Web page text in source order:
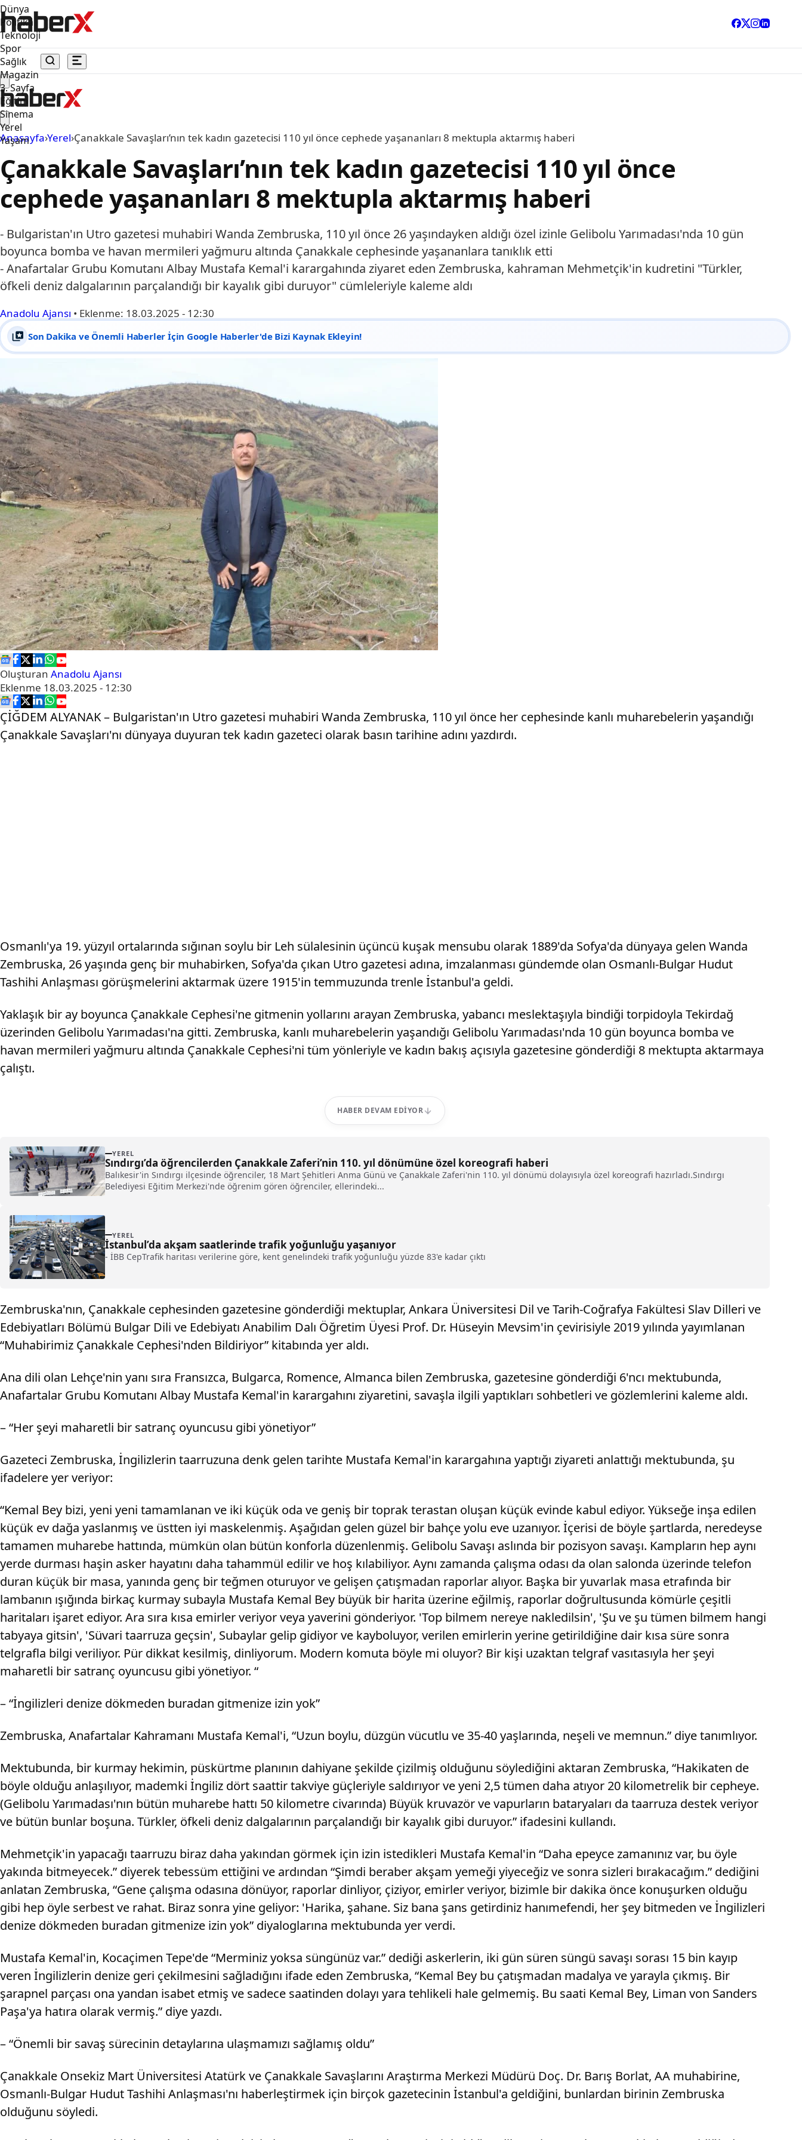
Dünya
Politika
Teknoloji
Spor
Sağlık
Magazin
3. Sayfa
Eğitim
Sinema
Yerel
Yaşam
Anasayfa›Yerel›Çanakkale Savaşları’nın tek kadın gazetecisi 110 yıl önce cephede yaşananları 8 mektupla aktarmış haberi
Çanakkale Savaşları’nın tek kadın gazetecisi 110 yıl önce
cephede yaşananları 8 mektupla aktarmış haberi
- Bulgaristan'ın Utro gazetesi muhabiri Wanda Zembruska, 110 yıl önce 26 yaşındayken aldığı özel izinle Gelibolu Yarımadası'nda 10 gün
boyunca bomba ve havan mermileri yağmuru altında Çanakkale cephesinde yaşananlara tanıklık etti
- Anafartalar Grubu Komutanı Albay Mustafa Kemal'i karargahında ziyaret eden Zembruska, kahraman Mehmetçik'in kudretini "Türkler,
öfkeli deniz dalgalarının parçalandığı bir kayalık gibi duruyor" cümleleriyle kaleme aldı
Anadolu Ajansı • Eklenme: 18.03.2025 - 12:30
Son Dakika ve Önemli Haberler İçin Google Haberler'de Bizi Kaynak Ekleyin!
Oluşturan Anadolu Ajansı
Eklenme 18.03.2025 - 12:30
ÇİĞDEM ALYANAK – Bulgaristan'ın Utro gazetesi muhabiri Wanda Zembruska, 110 yıl önce her cephesinde kanlı muharebelerin yaşandığı
Çanakkale Savaşları'nı dünyaya duyuran tek kadın gazeteci olarak basın tarihine adını yazdırdı.
Osmanlı'ya 19. yüzyıl ortalarında sığınan soylu bir Leh sülalesinin üçüncü kuşak mensubu olarak 1889'da Sofya'da dünyaya gelen Wanda
Zembruska, 26 yaşında genç bir muhabirken, Sofya'da çıkan Utro gazetesi adına, imzalanması gündemde olan Osmanlı-Bulgar Hudut
Tashihi Anlaşması görüşmelerini aktarmak üzere 1915'in temmuzunda trenle İstanbul'a geldi.
Yaklaşık bir ay boyunca Çanakkale Cephesi'ne gitmenin yollarını arayan Zembruska, yabancı meslektaşıyla bindiği torpidoyla Tekirdağ
üzerinden Gelibolu Yarımadası'na gitti. Zembruska, kanlı muharebelerin yaşandığı Gelibolu Yarımadası'nda 10 gün boyunca bomba ve
havan mermileri yağmuru altında Çanakkale Cephesi'ni tüm yönleriyle ve kadın bakış açısıyla gazetesine gönderdiği 8 mektupta aktarmaya
çalıştı.
HABER DEVAM EDIYOR
YEREL
Sındırgı’da öğrencilerden Çanakkale Zaferi’nin 110. yıl dönümüne özel koreografi haberi
Balıkesir'in Sındırgı ilçesinde öğrenciler, 18 Mart Şehitleri Anma Günü ve Çanakkale Zaferi'nin 110. yıl dönümü dolayısıyla özel koreografi hazırladı.Sındırgı
Belediyesi Eğitim Merkezi'nde öğrenim gören öğrenciler, ellerindeki...
YEREL
İstanbul’da akşam saatlerinde trafik yoğunluğu yaşanıyor
- İBB CepTrafik haritası verilerine göre, kent genelindeki trafik yoğunluğu yüzde 83'e kadar çıktı
Zembruska'nın, Çanakkale cephesinden gazetesine gönderdiği mektuplar, Ankara Üniversitesi Dil ve Tarih-Coğrafya Fakültesi Slav Dilleri ve
Edebiyatları Bölümü Bulgar Dili ve Edebiyatı Anabilim Dalı Öğretim Üyesi Prof. Dr. Hüseyin Mevsim'in çevirisiyle 2019 yılında yayımlanan
“Muhabirimiz Çanakkale Cephesi'nden Bildiriyor” kitabında yer aldı.
Ana dili olan Lehçe'nin yanı sıra Fransızca, Bulgarca, Romence, Almanca bilen Zembruska, gazetesine gönderdiği 6'ncı mektubunda,
Anafartalar Grubu Komutanı Albay Mustafa Kemal'in karargahını ziyaretini, savaşla ilgili yaptıkları sohbetleri ve gözlemlerini kaleme aldı.
– “Her şeyi maharetli bir satranç oyuncusu gibi yönetiyor”
Gazeteci Zembruska, İngilizlerin taarruzuna denk gelen tarihte Mustafa Kemal'in karargahına yaptığı ziyareti anlattığı mektubunda, şu
ifadelere yer veriyor:
“Kemal Bey bizi, yeni yeni tamamlanan ve iki küçük oda ve geniş bir toprak terastan oluşan küçük evinde kabul ediyor. Yükseğe inşa edilen
küçük ev dağa yaslanmış ve üstten iyi maskelenmiş. Aşağıdan gelen güzel bir bahçe yolu eve uzanıyor. İçerisi de böyle şartlarda, neredeyse
tamamen muharebe hattında, mümkün olan bütün konforla düzenlenmiş. Gelibolu Savaşı aslında bir pozisyon savaşı. Kampların hep aynı
yerde durması haşin asker hayatını daha tahammül edilir ve hoş kılabiliyor. Aynı zamanda çalışma odası da olan salonda üzerinde telefon
duran küçük bir masa, yanında genç bir teğmen oturuyor ve gelişen çatışmadan raporlar alıyor. Başka bir yuvarlak masa etrafında bir
lambanın ışığında birkaç kurmay subayla Mustafa Kemal Bey büyük bir harita üzerine eğilmiş, raporlar doğrultusunda kömürle çeşitli
haritaları işaret ediyor. Ara sıra kısa emirler veriyor veya yaverini gönderiyor. 'Top bilmem nereye nakledilsin', 'Şu ve şu tümen bilmem hangi
tabyaya gitsin', 'Süvari taarruza geçsin', Subaylar gelip gidiyor ve kayboluyor, verilen emirlerin yerine getirildiğine dair kısa süre sonra
telgrafla bilgi veriliyor. Pür dikkat kesilmiş, dinliyorum. Modern komuta böyle mi oluyor? Bir kişi uzaktan telgraf vasıtasıyla her şeyi
maharetli bir satranç oyuncusu gibi yönetiyor. “
– “İngilizleri denize dökmeden buradan gitmenize izin yok”
Zembruska, Anafartalar Kahramanı Mustafa Kemal'i, “Uzun boylu, düzgün vücutlu ve 35-40 yaşlarında, neşeli ve memnun.” diye tanımlıyor.
Mektubunda, bir kurmay hekimin, püskürtme planının dahiyane şekilde çizilmiş olduğunu söylediğini aktaran Zembruska, “Hakikaten de
böyle olduğu anlaşılıyor, mademki İngiliz dört saattir takviye güçleriyle saldırıyor ve yeni 2,5 tümen daha atıyor 20 kilometrelik bir cepheye.
(Gelibolu Yarımadası'nın bütün muharebe hattı 50 kilometre civarında) Büyük kruvazör ve vapurların bataryaları da taarruza destek veriyor
ve bütün bunlar boşuna. Türkler, öfkeli deniz dalgalarının parçalandığı bir kayalık gibi duruyor.” ifadesini kullandı.
Mehmetçik'in yapacağı taarruzu biraz daha yakından görmek için izin istedikleri Mustafa Kemal'in “Daha epeyce zamanınız var, bu öyle
yakında bitmeyecek.” diyerek tebessüm ettiğini ve ardından “Şimdi beraber akşam yemeği yiyeceğiz ve sonra sizleri bırakacağım.” dediğini
anlatan Zembruska, “Gene çalışma odasına dönüyor, raporlar dinliyor, çiziyor, emirler veriyor, bizimle bir dakika önce konuşurken olduğu
gibi hep öyle serbest ve rahat. Biraz sonra yine geliyor: 'Harika, şahane. Siz bana şans getirdiniz hanımefendi, her şey bitmeden ve İngilizleri
denize dökmeden buradan gitmenize izin yok” diyaloglarına mektubunda yer verdi.
Mustafa Kemal'in, Kocaçimen Tepe'de “Merminiz yoksa süngünüz var.” dediği askerlerin, iki gün süren süngü savaşı sorası 15 bin kayıp
veren İngilizlerin denize geri çekilmesini sağladığını ifade eden Zembruska, “Kemal Bey bu çatışmadan madalya ve yarayla çıkmış. Bir
şarapnel parçası ona yandan isabet etmiş ve sadece saatinden dolayı yara tehlikeli hale gelmemiş. Bu saati Kemal Bey, Liman von Sanders
Paşa'ya hatıra olarak vermiş.” diye yazdı.
– “Önemli bir savaş sürecinin detaylarına ulaşmamızı sağlamış oldu”
Çanakkale Onsekiz Mart Üniversitesi Atatürk ve Çanakkale Savaşlarını Araştırma Merkezi Müdürü Doç. Dr. Barış Borlat, AA muhabirine,
Osmanlı-Bulgar Hudut Tashihi Anlaşması'nı haberleştirmek için birçok gazetecinin İstanbul'a geldiğini, bunlardan birinin Zembruska
olduğunu söyledi.